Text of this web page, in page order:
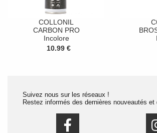
COLLONIL
CARBON PRO
Incolore
10.99 €
Suivez nous sur les réseaux !
Restez informés des dernières nouveautés et